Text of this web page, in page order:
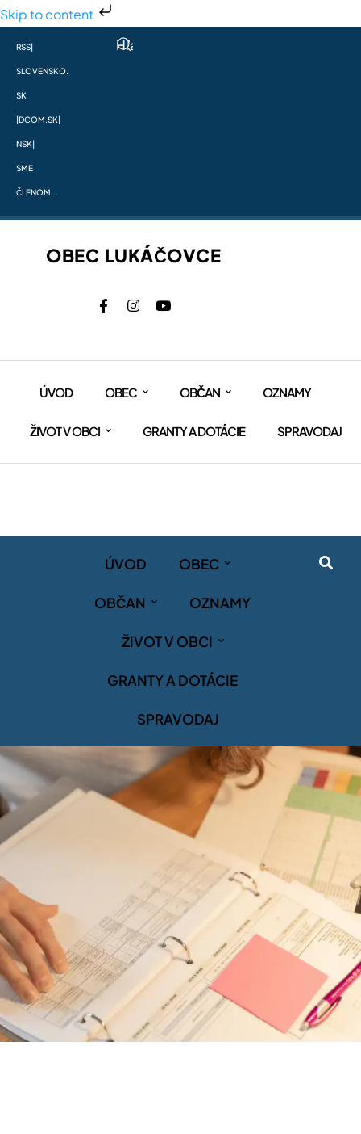
Skip to content
RSS|
SLOVENSKO.
SK
|DCOM.SK|
NSK|
SME
ČLENOM...
OBEC LUKÁČOVCE
ÚVOD OBEC OBČAN OZNAMY
ŽIVOT V OBCI GRANTY A DOTÁCIE SPRAVODAJ
ÚVOD OBEC
OBČAN OZNAMY
ŽIVOT V OBCI
GRANTY A DOTÁCIE
SPRAVODAJ